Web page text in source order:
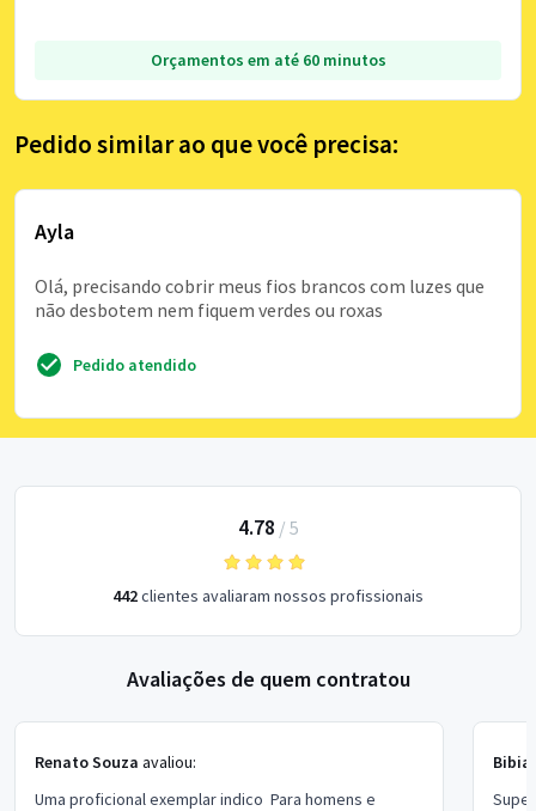
Orçamentos em até 60 minutos
Pedido similar ao que você precisa:
Ayla
Olá, precisando cobrir meus fios brancos com luzes que
não desbotem nem fiquem verdes ou roxas
Pedido atendido
4.78 / 5
442clientes avaliaram nossos profissionais
Avaliações de quem contratou
Renato Souza avaliou:
Uma proficional exemplar indico Para homens e